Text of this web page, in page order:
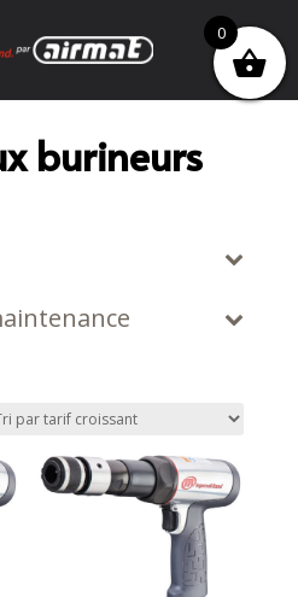
burineurs
0